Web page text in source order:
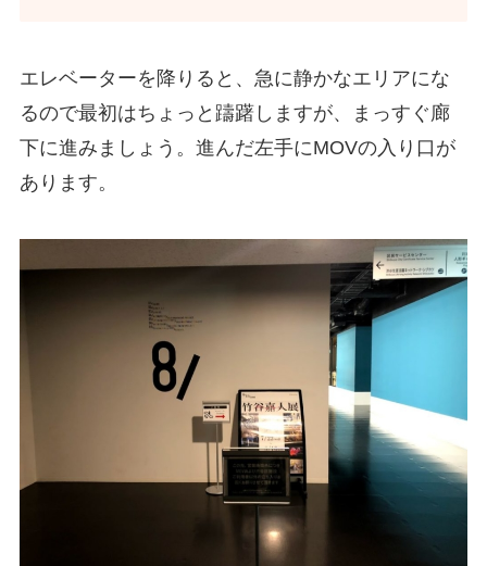
エレベーターを降りると、急に静かなエリアにな
るので最初はちょっと躊躇しますが、まっすぐ廊
下に進みましょう。進んだ左手にMOVの入り口が
あります。